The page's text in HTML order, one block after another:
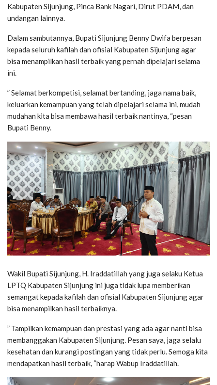
Kabupaten Sijunjung, Pinca Bank Nagari, Dirut PDAM, dan
undangan lainnya.
Dalam sambutannya, Bupati Sijunjung Benny Dwifa berpesan
kepada seluruh kafilah dan ofisial Kabupaten Sijunjung agar
bisa menampilkan hasil terbaik yang pernah dipelajari selama
ini.
” Selamat berkompetisi, selamat bertanding, jaga nama baik,
keluarkan kemampuan yang telah dipelajari selama ini, mudah
mudahan kita bisa membawa hasil terbaik nantinya, “pesan
Bupati Benny.
Wakil Bupati Sijunjung, H. Iraddatillah yang juga selaku Ketua
LPTQ Kabupaten Sijunjung ini juga tidak lupa memberikan
semangat kepada kafilah dan ofisial Kabupaten Sijunjung agar
bisa menampilkan hasil terbaiknya.
” Tampilkan kemampuan dan prestasi yang ada agar nanti bisa
membanggakan Kabupaten Sijunjung. Pesan saya, jaga selalu
kesehatan dan kurangi postingan yang tidak perlu. Semoga kita
mendapatkan hasil terbaik, “harap Wabup Iraddatillah.